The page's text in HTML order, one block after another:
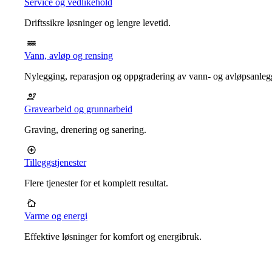
Driftssikre løsninger og lengre levetid.
Vann, avløp og rensing
Nylegging, reparasjon og oppgradering av vann- og
Gravearbeid og grunnarbeid
Graving, drenering og sanering.
Tilleggstjenester
Flere tjenester for et komplett resultat.
Varme og energi
Effektive løsninger for komfort og energibruk.